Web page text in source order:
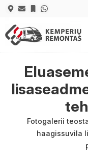
Fotogalerii
haagissuvila